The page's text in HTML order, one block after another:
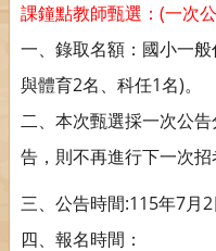
課鐘點教師甄選： (一次
一、錄取名額：國小一
與體育2名、科任1名)。
二、本次甄選採一次公
告，則不再進行下一次招
三、公告時間:115年7月 2
四、報名時間：